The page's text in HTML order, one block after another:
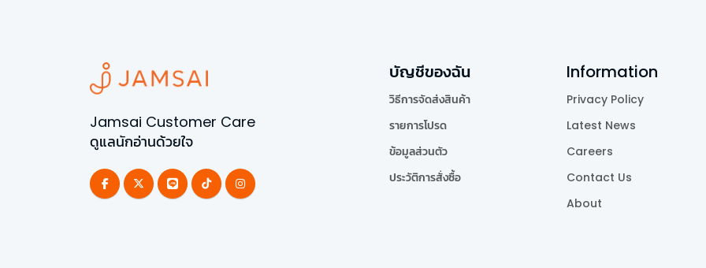
Jamsai Customer Care
ดูแลนักอ่านด้วยใจ
บัญชีของฉัน
วิธีการจัดส่งสินค้า
รายการโปรด
ข้อมูลส่วนตัว
ประวัติการสั่งซื้อ
Information
Privacy Policy
Latest News
Careers
Contact Us
About